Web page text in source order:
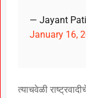
— Jayant
January 16,
त्याचवेळी